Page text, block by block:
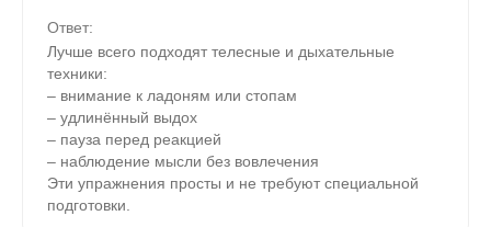
Ответ:
Лучше всего подходят телесные и дыхательные
техники:
– внимание к ладоням или стопам
– удлинённый выдох
– пауза перед реакцией
– наблюдение мысли без вовлечения
Эти упражнения просты и не требуют специальной
подготовки.